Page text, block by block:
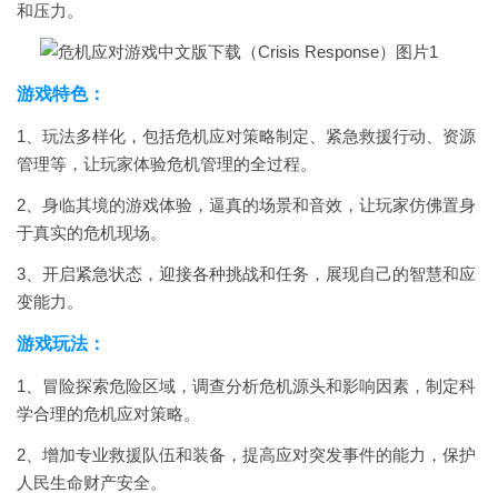
和压力。
游戏特色：
1、玩法多样化，包括危机应对策略制定、紧急救援行动、资源
管理等，让玩家体验危机管理的全过程。
2、身临其境的游戏体验，逼真的场景和音效，让玩家仿佛置身
于真实的危机现场。
3、开启紧急状态，迎接各种挑战和任务，展现自己的智慧和应
变能力。
游戏玩法：
1、冒险探索危险区域，调查分析危机源头和影响因素，制定科
学合理的危机应对策略。
2、增加专业救援队伍和装备，提高应对突发事件的能力，保护
人民生命财产安全。